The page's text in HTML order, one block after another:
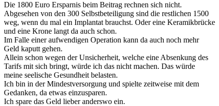
Die 1800 Euro Ersparnis beim Beitrag rechnen sich nicht.
Abgesehen von den 300 Selbstbeteiligung sind die restlichen 1500
weg, wenn du mal ein Implantat brauchst. Oder eine Keramikbrücke
und eine Krone langt da auch schon.
Im Falle einer aufwendigen Operation kann da auch noch mehr
Geld kaputt gehen.
Allein schon wegen der Unsicherheit, welche eine Absenkung des
Tarifs mit sich bringt, würde ich das nicht machen. Das würde
meine seelische Gesundheit belasten.
Ich bin in der Mindestversorgung und spielte zeitweise mit dem
Gedanken, da etwas einzusparen.
Ich spare das Geld lieber anderswo ein.